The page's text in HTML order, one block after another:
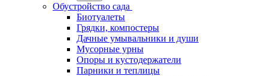
Обустройство сада
Биотуалеты
Грядки, компостеры
Дачные умывальники и души
Мусорные урны
Опоры и кустодержатели
Парники и теплицы